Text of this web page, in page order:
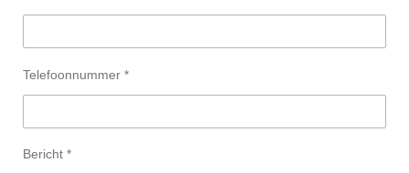
Telefoonnummer *
Bericht *